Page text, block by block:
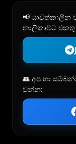
📢 යාවත්කාලීන
නාලිකාවට
👥 අප හා
වන්න: